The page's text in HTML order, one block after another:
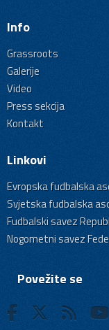
Info
Grassroots
Galerije
Video
Press sekcija
Kontakt
Linkovi
Evropska fudbalska
Svjetska fudbalska
Fudbalski savez
Nogometni savez
Povežite se